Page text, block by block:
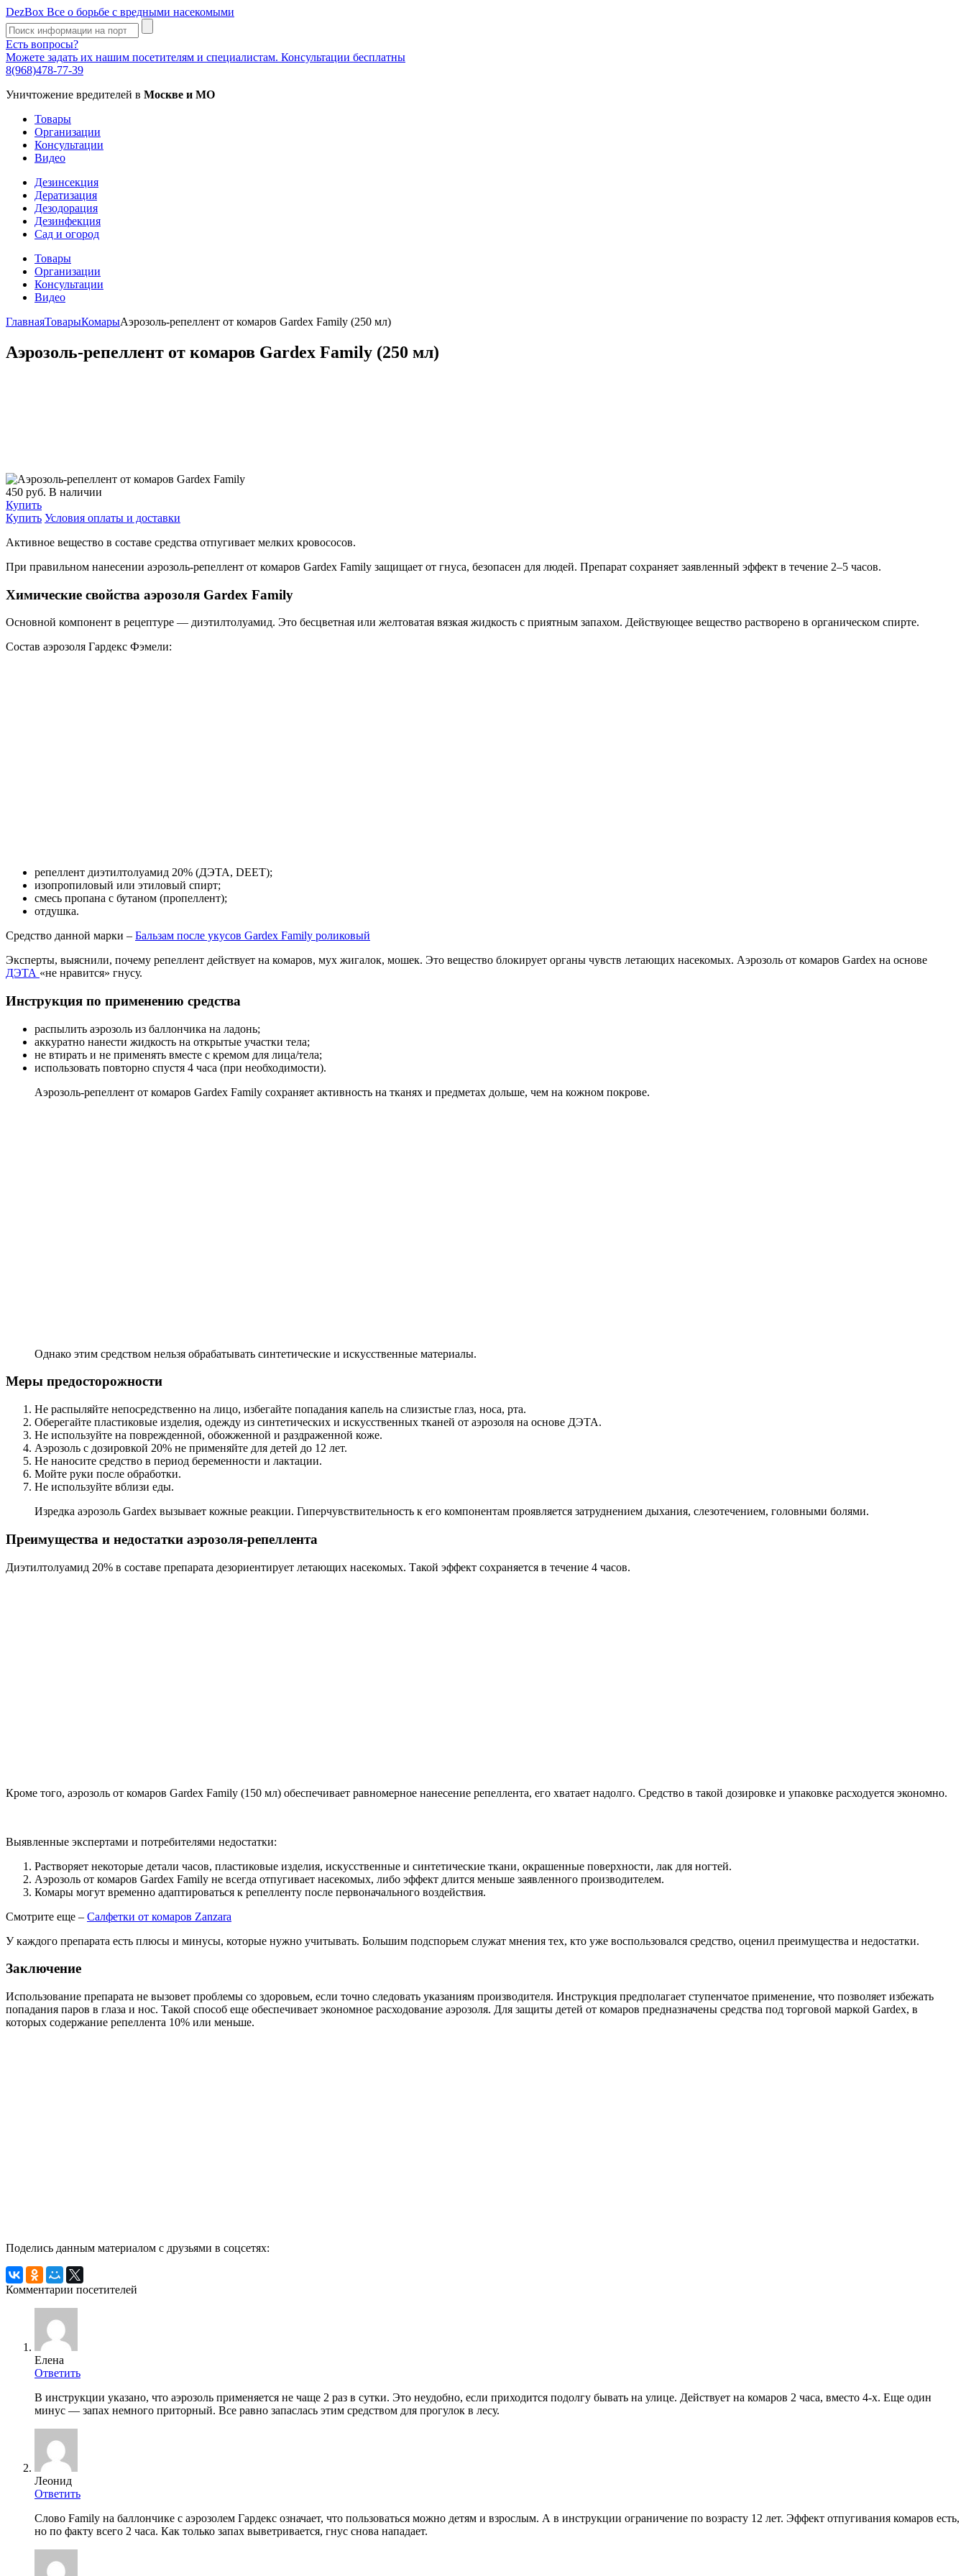
DezBox Все о борьбе с вредными насекомыми
Есть вопросы?
Можете задать их нашим посетителям и специалистам. Консультации бесплатны
8(968)478-77-39
Уничтожение вредителей в Москве и МО
Товары
Организации
Консультации
Видео
Дезинсекция
Дератизация
Дезодорация
Дезинфекция
Сад и огород
Товары
Организации
Консультации
Видео
ГлавнаяТоварыКомарыАэрозоль-репеллент от комаров Gardex Family (250 мл)
Аэрозоль-репеллент от комаров Gardex Family (250 мл)
450 руб. В наличии
Купить
Купить Условия оплаты и доставки
Активное вещество в составе средства отпугивает мелких кровососов.
При правильном нанесении аэрозоль-репеллент от комаров Gardex Family защищает от гнуса, безопасен для людей. Препарат сохраняет заявленный эффект в течение 2–5 часов.
Химические свойства аэрозоля Gardex Family
Основной компонент в рецептуре — диэтилтолуамид. Это бесцветная или желтоватая вязкая жидкость с приятным запахом. Действующее вещество растворено в органическом спирте.
Состав аэрозоля Гардекс Фэмели:
репеллент диэтилтолуамид 20% (ДЭТА, DEET);
изопропиловый или этиловый спирт;
смесь пропана с бутаном (пропеллент);
отдушка.
Средство данной марки – Бальзам после укусов Gardex Family роликовый
Эксперты, выяснили, почему репеллент действует на комаров, мух жигалок, мошек. Это вещество блокирует органы чувств летающих насекомых. Аэрозоль от комаров Gardex на основе
ДЭТА «не нравится» гнусу.
Инструкция по применению средства
распылить аэрозоль из баллончика на ладонь;
аккуратно нанести жидкость на открытые участки тела;
не втирать и не применять вместе с кремом для лица/тела;
использовать повторно спустя 4 часа (при необходимости).
Аэрозоль-репеллент от комаров Gardex Family сохраняет активность на тканях и предметах дольше, чем на кожном покрове.
Однако этим средством нельзя обрабатывать синтетические и искусственные материалы.
Меры предосторожности
Не распыляйте непосредственно на лицо, избегайте попадания капель на слизистые глаз, носа, рта.
Оберегайте пластиковые изделия, одежду из синтетических и искусственных тканей от аэрозоля на основе ДЭТА.
Не используйте на поврежденной, обожженной и раздраженной коже.
Аэрозоль с дозировкой 20% не применяйте для детей до 12 лет.
Не наносите средство в период беременности и лактации.
Мойте руки после обработки.
Не используйте вблизи еды.
Изредка аэрозоль Gardex вызывает кожные реакции. Гиперчувствительность к его компонентам проявляется затруднением дыхания, слезотечением, головными болями.
Преимущества и недостатки аэрозоля-репеллента
Диэтилтолуамид 20% в составе препарата дезориентирует летающих насекомых. Такой эффект сохраняется в течение 4 часов.
Кроме того, аэрозоль от комаров Gardex Family (150 мл) обеспечивает равномерное нанесение репеллента, его хватает надолго. Средство в такой дозировке и упаковке расходуется экономно.
Выявленные экспертами и потребителями недостатки:
Растворяет некоторые детали часов, пластиковые изделия, искусственные и синтетические ткани, окрашенные поверхности, лак для ногтей.
Аэрозоль от комаров Gardex Family не всегда отпугивает насекомых, либо эффект длится меньше заявленного производителем.
Комары могут временно адаптироваться к репелленту после первоначального воздействия.
Смотрите еще – Салфетки от комаров Zanzara
У каждого препарата есть плюсы и минусы, которые нужно учитывать. Большим подспорьем служат мнения тех, кто уже воспользовался средство, оценил преимущества и недостатки.
Заключение
Использование препарата не вызовет проблемы со здоровьем, если точно следовать указаниям производителя. Инструкция предполагает ступенчатое применение, что позволяет избежать
попадания паров в глаза и нос. Такой способ еще обеспечивает экономное расходование аэрозоля. Для защиты детей от комаров предназначены средства под торговой маркой Gardex, в
которых содержание репеллента 10% или меньше.
Поделись данным материалом с друзьями в соцсетях:
Комментарии посетителей
Елена
Ответить
В инструкции указано, что аэрозоль применяется не чаще 2 раз в сутки. Это неудобно, если приходится подолгу бывать на улице. Действует на комаров 2 часа, вместо 4-х. Еще один
минус — запах немного приторный. Все равно запаслась этим средством для прогулок в лесу.
Леонид
Ответить
Слово Family на баллончике с аэрозолем Гардекс означает, что пользоваться можно детям и взрослым. А в инструкции ограничение по возрасту 12 лет. Эффект отпугивания комаров есть,
но по факту всего 2 часа. Как только запах выветривается, гнус снова нападает.